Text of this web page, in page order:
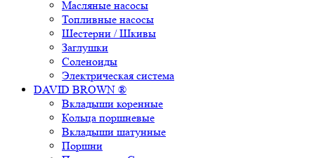
Масляные насосы
Топливные насосы
Шестерни / Шкивы
Заглушки
Соленоиды
Электрическая система
DAVID BROWN ®
Вкладыши коренные
Кольца поршневые
Вкладыши шатунные
Поршни